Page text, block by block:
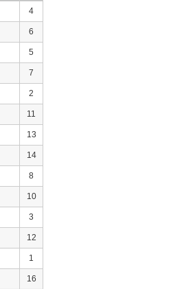
4
6
5
7
2
11
13
14
8
10
3
12
1
16